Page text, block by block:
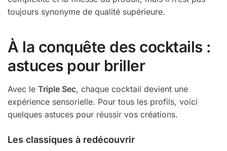
toujours synonyme de qualité supérieure.
À la conquête des cocktails :
astuces pour briller
Avec le Triple Sec, chaque cocktail devient une
expérience sensorielle. Pour tous les profils, voici
quelques astuces pour réussir vos créations.
Les classiques à redécouvrir